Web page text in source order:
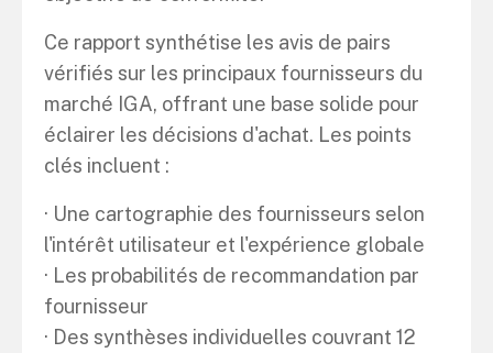
Ce rapport synthétise les avis de pairs
vérifiés sur les principaux fournisseurs du
marché IGA, offrant une base solide pour
éclairer les décisions d'achat. Les points
clés incluent :
· Une cartographie des fournisseurs selon
l'intérêt utilisateur et l'expérience globale
· Les probabilités de recommandation par
fournisseur
· Des synthèses individuelles couvrant 12